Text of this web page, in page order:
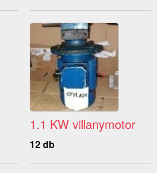
1.1 KW villanymotor
12 db